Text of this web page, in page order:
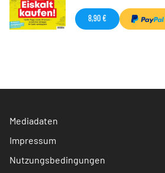
8,90 €
Mediadaten
Impressum
Nutzungsbedingungen